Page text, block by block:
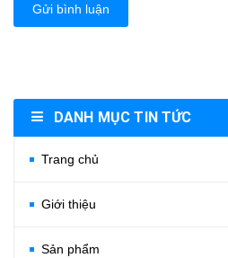
Gửi bình luận
DANH MỤC TIN TỨC
Trang chủ
Giới thiệu
Sản phẩm